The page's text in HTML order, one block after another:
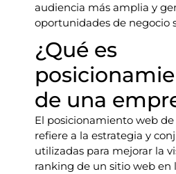
audiencia más amplia y
oportunidades de negocio
¿Qué es
de una
El posicionamiento web
refiere a la estrategia y
utilizadas para mejorar la
ranking de un sitio web en